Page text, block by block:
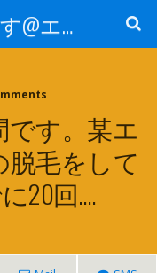
エステサロンで癒す@エステ～全国エステ情報
す。某エ
毛をして
20回….